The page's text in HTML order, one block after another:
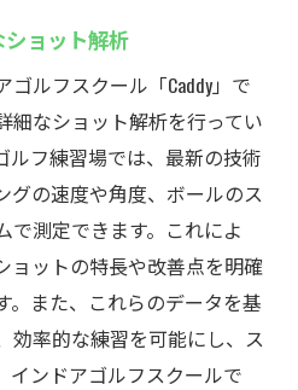
ョット解析
ルフスクール「Caddy」で
細なショット解析を行ってい
ルフ練習場では、最新の技術
グの速度や角度、ボールのス
で測定できます。これによ
ョットの特長や改善点を明確
。また、これらのデータを基
効率的な練習を可能にし、ス
インドアゴルフスクールで